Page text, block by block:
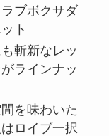
ラブボクサダ
ト
斬新なレッ
ラインナッ
を味わいた
ロイブ一択